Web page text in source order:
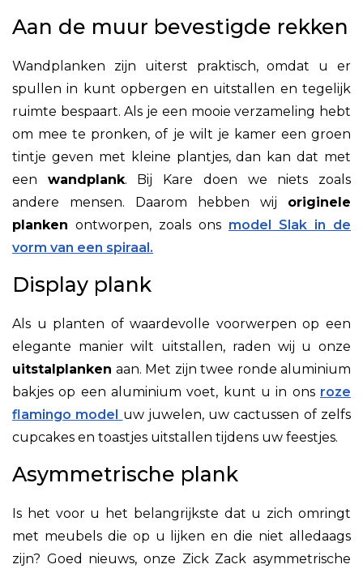
Aan de muur bevestigde rekken
Wandplanken zijn uiterst praktisch, omdat u er
spullen in kunt opbergen en uitstallen en tegelijk
ruimte bespaart. Als je een mooie verzameling hebt
om mee te pronken, of je wilt je kamer een groen
tintje geven met kleine plantjes, dan kan dat met
een wandplank. Bij Kare doen we niets zoals
andere mensen. Daarom hebben wij originele
planken ontworpen, zoals ons model Slak in de
vorm van een spiraal.
Display plank
Als u planten of waardevolle voorwerpen op een
elegante manier wilt uitstallen, raden wij u onze
uitstalplanken aan. Met zijn twee ronde aluminium
bakjes op een aluminium voet, kunt u in ons roze
flamingo model uw juwelen, uw cactussen of zelfs
cupcakes en toastjes uitstallen tijdens uw feestjes.
Asymmetrische plank
Is het voor u het belangrijkste dat u zich omringt
met meubels die op u lijken en die niet alledaags
zijn? Goed nieuws, onze Zick Zack asymmetrische